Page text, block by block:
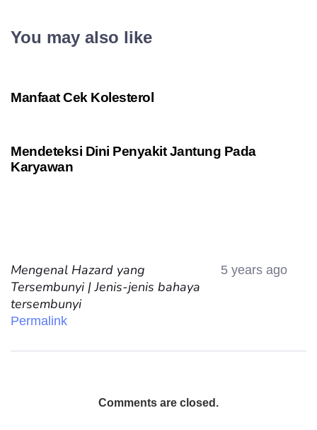
You may also like
Manfaat Cek Kolesterol
Mendeteksi Dini Penyakit Jantung Pada
Karyawan
Mengenal Hazard yang
Tersembunyi | Jenis-jenis bahaya
tersembunyi
5 years ago
Permalink
Comments are closed.